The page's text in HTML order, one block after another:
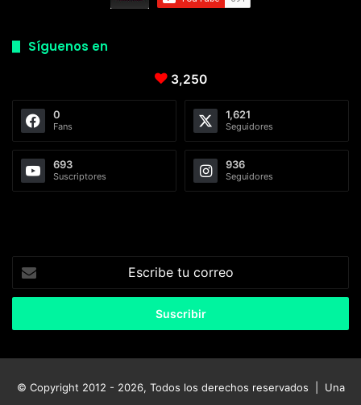
Síguenos en
3,250
0
Fans
1,621
Seguidores
693
Suscriptores
936
Seguidores
Escribe
tu
correo
© Copyright 2012 - 2026, Todos los derechos reservados | Una